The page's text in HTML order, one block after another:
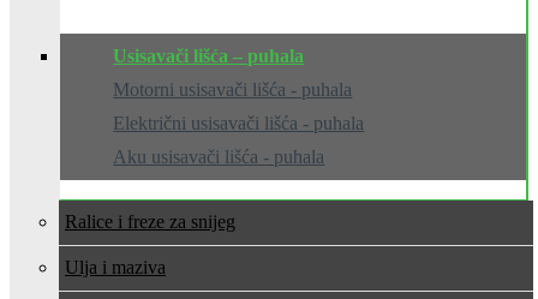
Usisavači lišća – puhala
Motorni usisavači lišća - puhala
Električni usisavači lišća - puhala
Aku usisavači lišća - puhala
Ralice i freze za snijeg
Ulja i maziva